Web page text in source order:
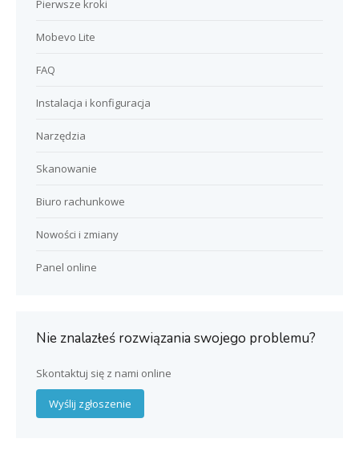
Pierwsze kroki
Mobevo Lite
FAQ
Instalacja i konfiguracja
Narzędzia
Skanowanie
Biuro rachunkowe
Nowości i zmiany
Panel online
Nie znalazłeś rozwiązania swojego problemu?
Skontaktuj się z nami online
Wyślij zgłoszenie